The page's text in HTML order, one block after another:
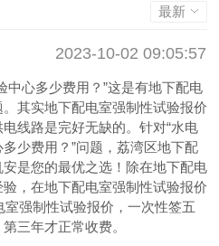
最新
2023-10-02 09:05:57
中心多少费用？”这是有地下配电
其实地下配电室强制性试验报价
线路是完好无缺的。针对“水电
少费用？”问题，荔湾区地下配
是您的最优之选！除在地下配电
，在地下配电室强制性试验报价
室强制性试验报价，一次性签五
三年才正常收费。